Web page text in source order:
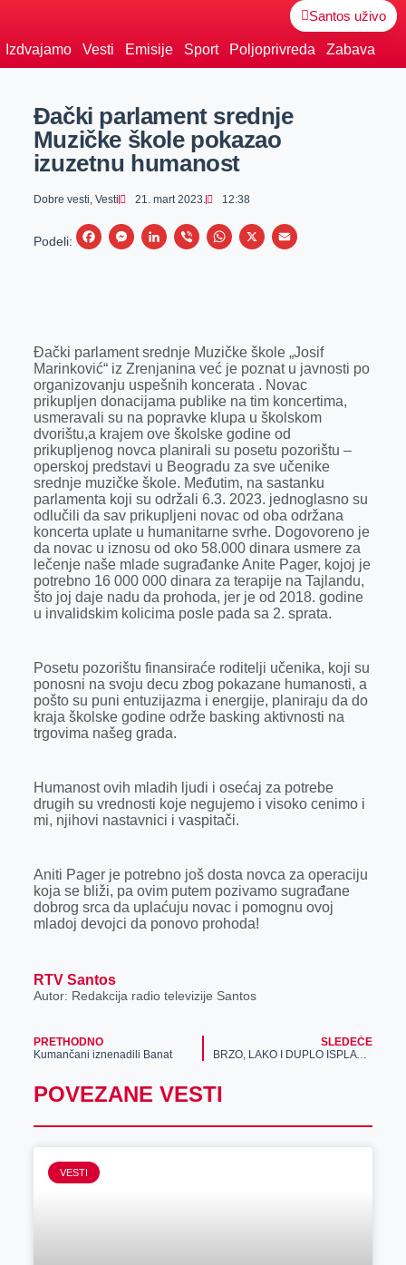
Santos uživo
Izdvajamo Vesti Emisije Sport Poljoprivreda Zabava
Đački parlament srednje
Muzičke škole pokazao
izuzetnu humanost
Dobre vesti, Vesti 21. mart 2023. 12:38
Podeli:
F
o
o
k
M
n
g
e
r
L
d
I
n
V
W
A
p
p
X
E
Đački parlament srednje Muzičke škole „Josif
Marinković“ iz Zrenjanina već je poznat u javnosti po
organizovanju uspešnih koncerata . Novac
prikupljen donacijama publike na tim koncertima,
usmeravali su na popravke klupa u školskom
dvorištu,a krajem ove školske godine od
prikupljenog novca planirali su posetu pozorištu –
operskoj predstavi u Beogradu za sve učenike
srednje muzičke škole. Međutim, na sastanku
parlamenta koji su održali 6.3. 2023. jednoglasno su
odlučili da sav prikupljeni novac od oba održana
koncerta uplate u humanitarne svrhe. Dogovoreno je
da novac u iznosu od oko 58.000 dinara usmere za
lečenje naše mlade sugrađanke Anite Pager, kojoj je
potrebno 16 000 000 dinara za terapije na Tajlandu,
što joj daje nadu da prohoda, jer je od 2018. godine
u invalidskim kolicima posle pada sa 2. sprata.
Posetu pozorištu finansiraće roditelji učenika, koji su
ponosni na svoju decu zbog pokazane humanosti, a
pošto su puni entuzijazma i energije, planiraju da do
kraja školske godine održe basking aktivnosti na
trgovima našeg grada.
Humanost ovih mladih ljudi i osećaj za potrebe
drugih su vrednosti koje negujemo i visoko cenimo i
mi, njihovi nastavnici i vaspitači.
Aniti Pager je potrebno još dosta novca za operaciju
koja se bliži, pa ovim putem pozivamo sugrađane
dobrog srca da uplaćuju novac i pomognu ovoj
mladoj devojci da ponovo prohoda!
RTV Santos
Autor: Redakcija radio televizije Santos
PRETHODNO
Kumančani iznenadili Banat
SLEDEĆE
BRZO, LAKO I DUPLO ISPLATIVIJE: Uplati depozit na OVIM LOKACIJAMA i Meridian te časti sa 50% bonusa!
POVEZANE VESTI
VESTI